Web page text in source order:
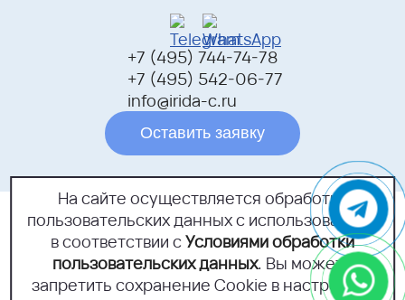
+7 (495) 744-74-78
+7 (495) 542-06-77
info@irida-c.ru
Оставить заявку
На сайте осуществляется обработка
пользовательских данных с использованием
в соответствии сУсловиями обработки
пользовательских данных. Вы можете
запретить сохранение Cookie в настройках
г.Москва, Открытое шоссе,
дом 18Б, помещение 1
Политика конфиденциальности
Согласие на обработку персональных данных